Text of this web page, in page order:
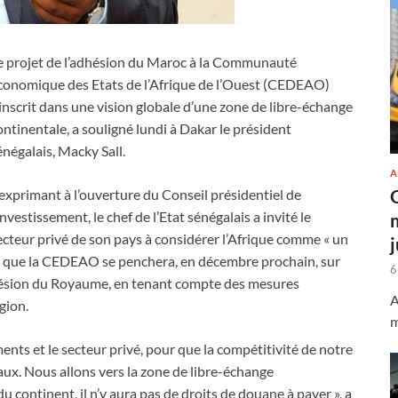
projet de l’adhésion du Maroc à la Communauté
des Etats de l’Afrique de l’Ouest (CEDEAO)
dans une vision globale d’une zone de libre-échange
a souligné lundi à Dakar le président
Macky Sall.
à l’ouverture du Conseil présidentiel de
le chef de l’Etat sénégalais a invité le
privé de son pays à considérer l’Afrique comme « un
la CEDEAO se penchera, en décembre prochain, sur
du Royaume, en tenant compte des mesures
et le secteur privé, pour que la compétitivité de notre
Nous allons vers la zone de libre-échange
continent, il n’y aura pas de droits de douane à payer », a